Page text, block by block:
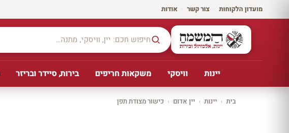
מועדון הלקוחות · צור קשר · אודות
יינות וויסקי משקאות חריפים בירות, סיידר ובריזר
בית › יינות › יין אדום › כישור מצודת תפן